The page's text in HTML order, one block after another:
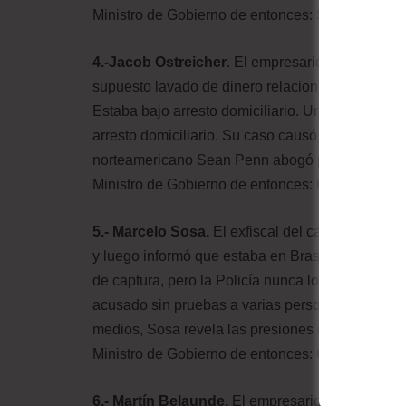
Ministro de Gobierno de entonces:
4.-Jacob Ostreicher. El empresario
supuesto lavado de dinero relacionado al
Estaba bajo arresto domiciliario. Un año antes
arresto domiciliario. Su caso causó gran
norteamericano Sean Penn abogó por su
Ministro de Gobierno de entonces: Carlos
5.- Marcelo Sosa. El exfiscal del caso
y luego informó que estaba en Brasilia, donde
de captura, pero la Policía nunca logró
acusado sin pruebas a varias personas en el
medios, Sosa revela las presiones del
Ministro de Gobierno de entonces: Carlos
6.- Martín Belaunde. El empresario peruano